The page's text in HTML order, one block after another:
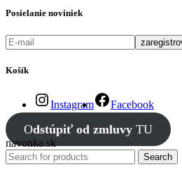
Posielanie noviniek
Košík
Instagram Facebook
Odstúpiť od zmluvy TU
navonka.sk
Search